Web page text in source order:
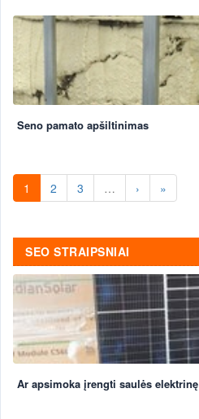
Seno pamato apšiltinimas
1 2 3 … › »
SEO STRAIPSNIAI
Ar apsimoka įrengti saulės elektrinę